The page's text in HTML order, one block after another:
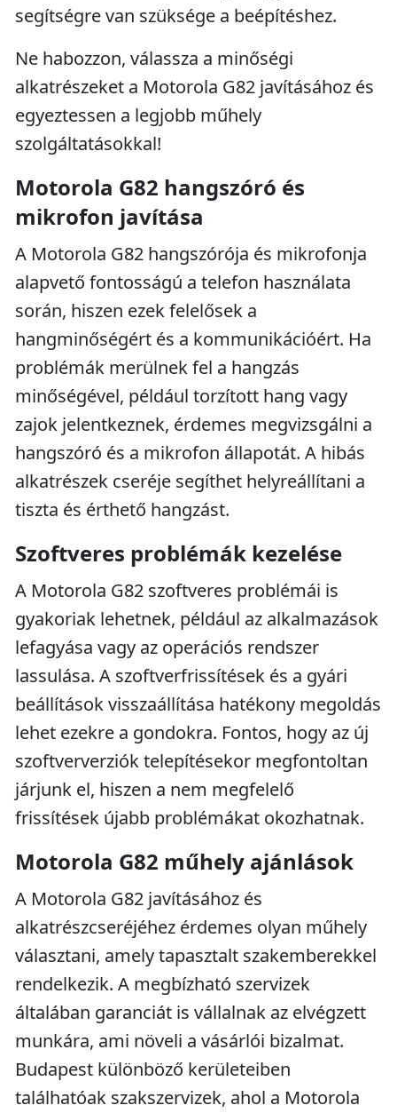
segítségre van szüksége a beépítéshez.
Ne habozzon, válassza a minőségi
alkatrészeket a Motorola G82 javításához és
egyeztessen a legjobb műhely
szolgáltatásokkal!
Motorola G82 hangszóró és
mikrofon javítása
A Motorola G82 hangszórója és mikrofonja
alapvető fontosságú a telefon használata
során, hiszen ezek felelősek a
hangminőségért és a kommunikációért. Ha
problémák merülnek fel a hangzás
minőségével, például torzított hang vagy
zajok jelentkeznek, érdemes megvizsgálni a
hangszóró és a mikrofon állapotát. A hibás
alkatrészek cseréje segíthet helyreállítani a
tiszta és érthető hangzást.
Szoftveres problémák kezelése
A Motorola G82 szoftveres problémái is
gyakoriak lehetnek, például az alkalmazások
lefagyása vagy az operációs rendszer
lassulása. A szoftverfrissítések és a gyári
beállítások visszaállítása hatékony megoldás
lehet ezekre a gondokra. Fontos, hogy az új
szoftververziók telepítésekor megfontoltan
járjunk el, hiszen a nem megfelelő
frissítések újabb problémákat okozhatnak.
Motorola G82 műhely ajánlások
A Motorola G82 javításához és
alkatrészcseréjéhez érdemes olyan műhely
választani, amely tapasztalt szakemberekkel
rendelkezik. A megbízható szervizek
általában garanciát is vállalnak az elvégzett
munkára, ami növeli a vásárlói bizalmat.
Budapest különböző kerületeiben
találhatóak szakszervizek, ahol a Motorola